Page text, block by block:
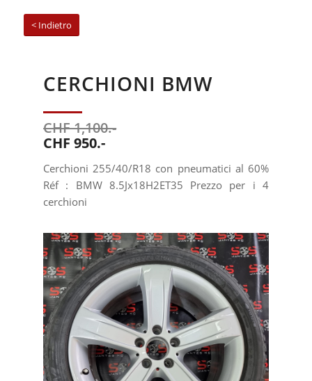
< Indietro
CERCHIONI BMW
CHF 1,100.-
CHF 950.-
Cerchioni 255/40/R18 con pneumatici al 60%
Réf : BMW 8.5Jx18H2ET35 Prezzo per i 4
cerchioni